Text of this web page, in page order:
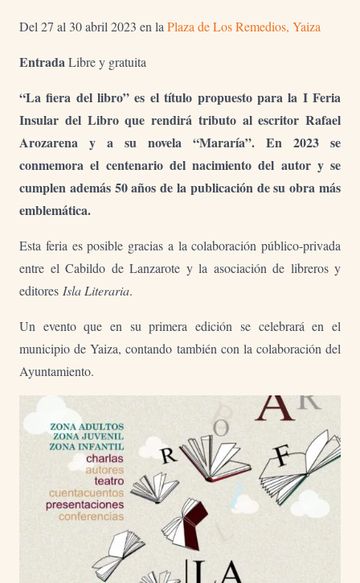
Del 27 al 30 abril 2023 en la Plaza de Los Remedios, Yaiza
EntradaLibre y gratuita
“La fiera del libro” es el título propuesto para la I Feria
Insular del Libro que rendirá tributo al escritor Rafael
Arozarena y a su novela “Mararía”. En 2023 se
conmemora el centenario del nacimiento del autor y se
cumplen además 50 años de la publicación de su obra más
emblemática.
Esta feria es posible gracias a la colaboración público-privada
entre el Cabildo de Lanzarote y la asociación de libreros y
editores Isla Literaria.
Un evento que en su primera edición se celebrará en el
municipio de Yaiza, contando también con la colaboración del
Ayuntamiento.